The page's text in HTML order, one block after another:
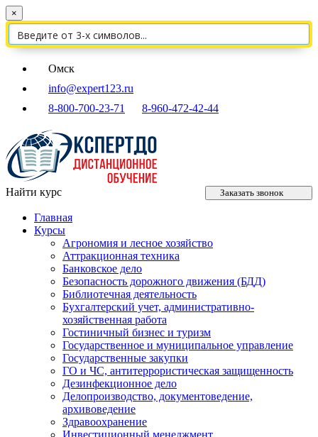
×
Омск
info@expert123.ru
8-800-700-23-71
8-960-472-42-44
Найти курс Заказать звонок
Главная
Курсы
Агрономия и лесное хозяйство
Аттракционная техника
Банковское дело
Безопасность дорожного движения (БДД)
Библиотечная деятельность
Бухгалтерский учет, административно-
хозяйственная работа
Гостиничный бизнес и туризм
Государственное и муниципальное управление
Государственные закупки
ГО и ЧС, антитеррористическая защищенность
Дезинфекционное дело
Делопроизводство, документоведение,
архивоведение
Здравоохранение
Инвестиционный менеджмент